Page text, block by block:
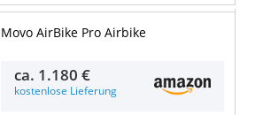
Movo AirBike Pro Airbike
ca. 1.180 €
kostenlose Lieferung